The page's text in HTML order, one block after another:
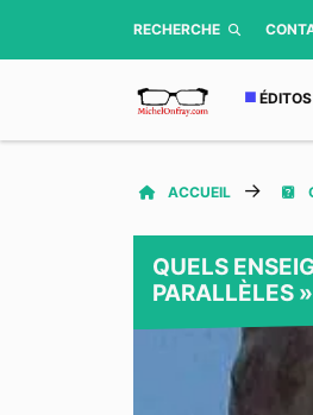
RECHERCHE
ÉDITOS
ACCUEIL
QUELS
PARALLÈLES